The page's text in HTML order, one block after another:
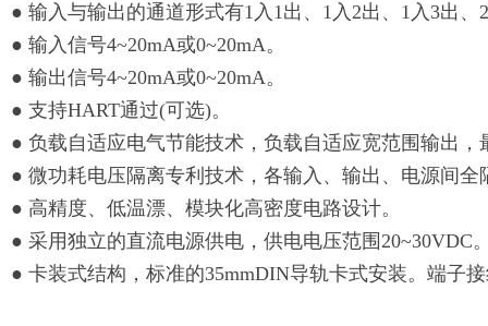
● 输入与输出的通道形式有1入1出、1入2出、1入3出
● 输入信号4~20mA或0~20mA。
● 输出信号4~20mA或0~20mA。
● 支持HART通过(可选)。
● 负载自适应电气节能技术，负载自适应宽范围输出，
● 微功耗电压隔离专利技术，各输入、输出、电源间全
● 高精度、低温漂、模块化高密度电路设计。
● 采用独立的直流电源供电，供电电压范围20~30VDC
● 卡装式结构，标准的35mmDIN导轨卡式安装。端子